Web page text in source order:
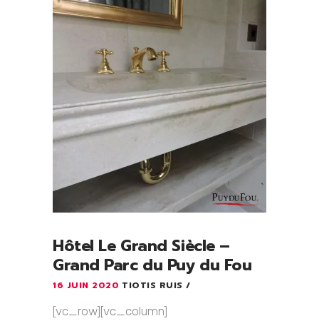
Hôtel Le Grand Siècle –
Grand Parc du Puy du Fou
16 JUIN 2020 TIOTIS RUIS
[vc_row][vc_column]